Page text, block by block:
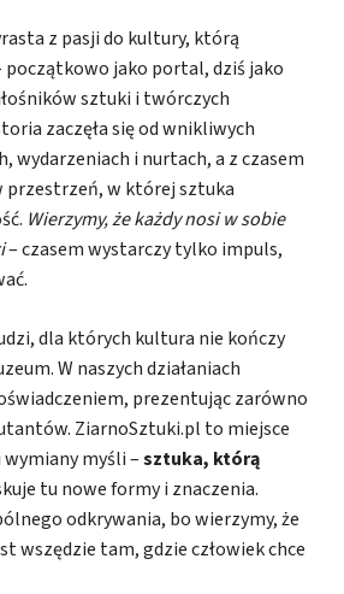
z pasji do kultury, którą
początkowo jako portal, dziś jako
sztuki i twórczych
zaczęła się od wnikliwych
wydarzeniach i nurtach, a z czasem
przestrzeń, w której sztuka
Wierzymy, że każdy nosi w sobie
– czasem wystarczy tylko impuls,
dla których kultura nie kończy
W naszych działaniach
prezentując zarówno
ZiarnoSztuki.pl to miejsce
myśli –sztuka, którą
tu nowe formy i znaczenia.
odkrywania, bo wierzymy, że
wszędzie tam, gdzie człowiek chce